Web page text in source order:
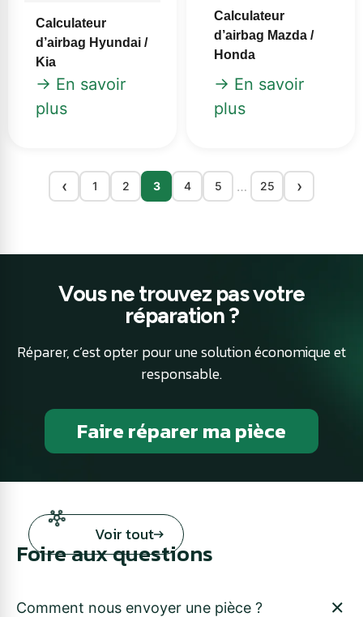
Calculateur
d’airbag Hyundai /
Kia
→ En savoir
plus
Calculateur
d’airbag Mazda /
Honda
→ En savoir
plus
‹ 1 2 3 4 5 … 25 ›
Vous ne trouvez pas votre
réparation ?
Réparer, c’est opter pour une solution économique et
responsable.
Faire réparer ma pièce
Voir tout
Foire aux questions
Comment nous envoyer une pièce ?